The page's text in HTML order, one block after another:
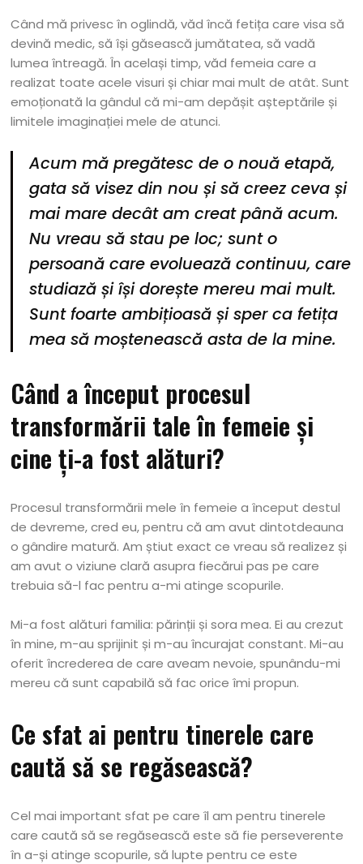
Când mă privesc în oglindă, văd încă fetița care visa să
devină medic, să își găsească jumătatea, să vadă
lumea întreagă. În același timp, văd femeia care a
realizat toate acele visuri și chiar mai mult de atât. Sunt
emoționată la gândul că mi-am depășit așteptările și
limitele imaginației mele de atunci.
Acum mă pregătesc de o nouă etapă,
gata să visez din nou și să creez ceva și
mai mare decât am creat până acum.
Nu vreau să stau pe loc; sunt o
persoană care evoluează continuu, care
studiază și își dorește mereu mai mult.
Sunt foarte ambițioasă și sper ca fetița
mea să moștenească asta de la mine.
Când a început procesul
transformării tale în femeie și
cine ți-a fost alături?
Procesul transformării mele în femeie a început destul
de devreme, cred eu, pentru că am avut dintotdeauna
o gândire matură. Am știut exact ce vreau să realizez și
am avut o viziune clară asupra fiecărui pas pe care
trebuia să-l fac pentru a-mi atinge scopurile.
Mi-a fost alături familia: părinții și sora mea. Ei au crezut
în mine, m-au sprijinit și m-au încurajat constant. Mi-au
oferit încrederea de care aveam nevoie, spunându-mi
mereu că sunt capabilă să fac orice îmi propun.
Ce sfat ai pentru tinerele care
caută să se regăsească?
Cel mai important sfat pe care îl am pentru tinerele
care caută să se regăsească este să fie perseverente
în a-și atinge scopurile, să lupte pentru ce este